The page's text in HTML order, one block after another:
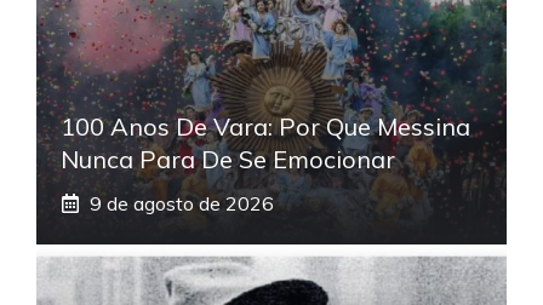
100 Anos De Vara: Por Que Messina
Nunca Para De Se Emocionar
9 de agosto de 2026